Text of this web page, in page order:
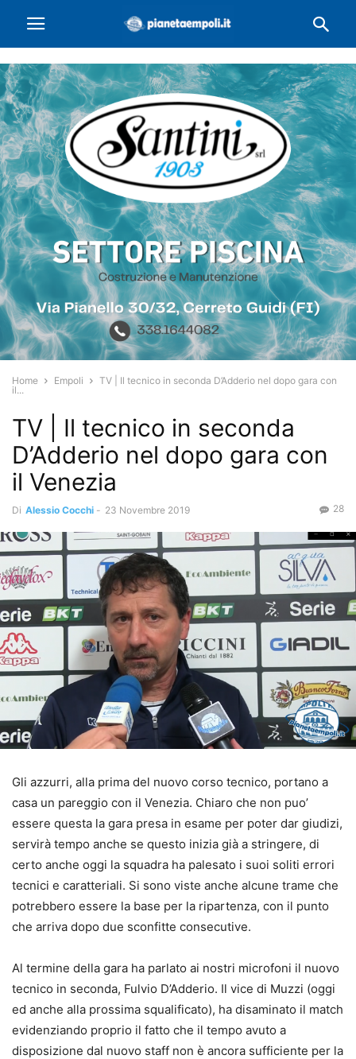
Home Empoli
TV | Il tecnico in seconda D’Adderio nel dopo gara con
il...
TV | Il tecnico in seconda
D’Adderio nel dopo gara con
il Venezia
Di Alessio Cocchi - 23 Novembre 2019 28
Gli azzurri, alla prima del nuovo corso tecnico, portano a
casa un pareggio con il Venezia. Chiaro che non puo’
essere questa la gara presa in esame per poter dar giudizi,
servirà tempo anche se questo inizia già a stringere, di
certo anche oggi la squadra ha palesato i suoi soliti errori
tecnici e caratteriali. Si sono viste anche alcune trame che
potrebbero essere la base per la ripartenza, con il punto
che arriva dopo due sconfitte consecutive.
Al termine della gara ha parlato ai nostri microfoni il nuovo
tecnico in seconda, Fulvio D’Adderio. Il vice di Muzzi (oggi
ed anche alla prossima squalificato), ha disaminato il match
evidenziando proprio il fatto che il tempo avuto a
disposizione dal nuovo staff non è ancora sufficiente per la